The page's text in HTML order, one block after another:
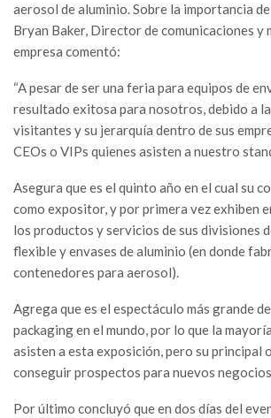
aerosol de aluminio. Sobre la importancia
Bryan Baker, Director de comunicaciones y
empresa comentó:
“A pesar de ser una feria para equipos de
resultado exitosa para nosotros, debido a
visitantes y su jerarquía dentro de sus
CEOs o VIPs quienes asisten a nuestro
Asegura que es el quinto año en el cual su
como expositor, y por primera vez exhiben
los productos y servicios de sus divisiones
flexible y envases de aluminio (en donde
contenedores para aerosol).
Agrega que es el espectáculo más grande
packaging en el mundo, por lo que la
asisten a esta exposición, pero su principal
conseguir prospectos para nuevos
Por último concluyó que en dos días del